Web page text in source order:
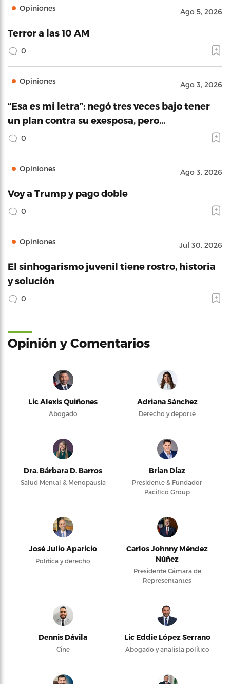
Opiniones Ago 5, 2026
Terror a las 10 AM
0
Opiniones Ago 3, 2026
“Esa es mi letra”: negó tres veces bajo tener
un plan contra su exesposa, pero…
0
Opiniones Ago 3, 2026
Voy a Trump y pago doble
0
Opiniones Jul 30, 2026
El sinhogarismo juvenil tiene rostro, historia
y solución
0
Opinión y Comentarios
Lic Alexis Quiñones
Abogado
Adriana Sánchez
Derecho y deporte
Dra. Bárbara D. Barros
Salud Mental & Menopausia
Brian Díaz
Presidente & Fundador
Pacifico Group
José Julio Aparicio
Política y derecho
Carlos Johnny Méndez
Núñez
Presidente Cámara de
Representantes
Dennis Dávila
Cine
Lic Eddie López Serrano
Abogado y analista político